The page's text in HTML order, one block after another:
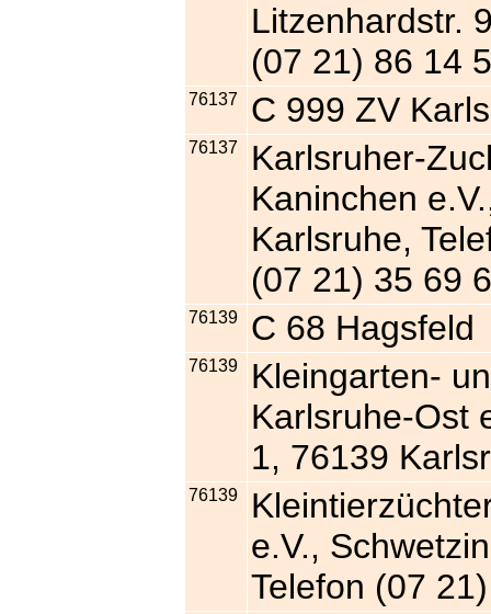
Litzenhardstr.
(07 21) 86 14
76137 C 999 ZV
76137
Karlsruher-
Kaninchen
Karlsruhe,
(07 21) 35 69
76139 C 68 Hagsfeld
76139
Kleingarten-
Karlsruhe-Ost
1, 76139
76139
e.V.,
Telefon (07